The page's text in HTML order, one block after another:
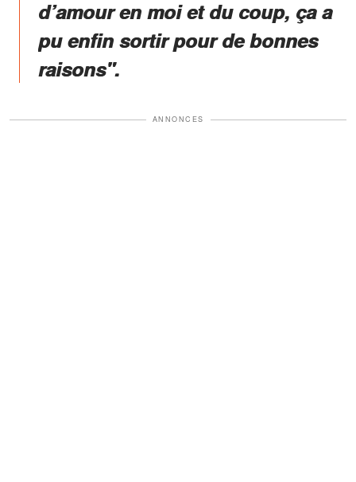
d’amour en moi et du coup, ça a
pu enfin sortir pour de bonnes
raisons".
ANNONCES